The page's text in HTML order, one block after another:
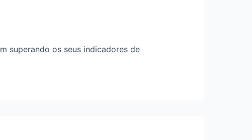
superando os seus indicadores de